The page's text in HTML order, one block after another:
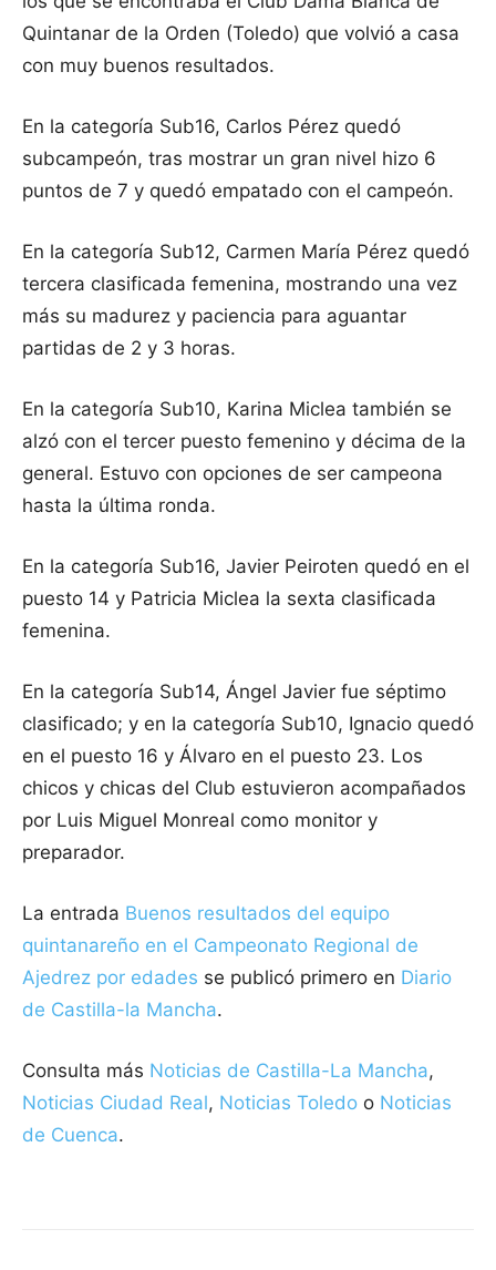
Quintanar de la Orden (Toledo) que volvió a casa
con muy buenos resultados.
En la categoría Sub16, Carlos Pérez quedó
subcampeón, tras mostrar un gran nivel hizo 6
puntos de 7 y quedó empatado con el campeón.
En la categoría Sub12, Carmen María Pérez quedó
tercera clasificada femenina, mostrando una vez
más su madurez y paciencia para aguantar
partidas de 2 y 3 horas.
En la categoría Sub10, Karina Miclea también se
alzó con el tercer puesto femenino y décima de la
general. Estuvo con opciones de ser campeona
hasta la última ronda.
En la categoría Sub16, Javier Peiroten quedó en el
puesto 14 y Patricia Miclea la sexta clasificada
femenina.
En la categoría Sub14, Ángel Javier fue séptimo
clasificado; y en la categoría Sub10, Ignacio quedó
en el puesto 16 y Álvaro en el puesto 23. Los
chicos y chicas del Club estuvieron acompañados
por Luis Miguel Monreal como monitor y
preparador.
La entrada Buenos resultados del equipo
quintanareño en el Campeonato Regional de
Ajedrez por edades se publicó primero en Diario
de Castilla-la Mancha.
Consulta más Noticias de Castilla-La Mancha,
Noticias Ciudad Real, Noticias Toledo o Noticias
de Cuenca.